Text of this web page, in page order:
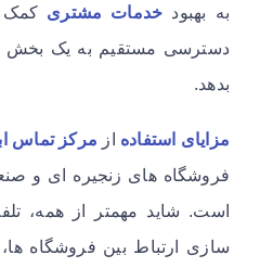
به بهبودخدمات مشتری کمک
دسترسی مستقیم به یک بخش
بدهد.
مزایای استفادهاز مرکز تماس
فروشگاه های زنجیره ای و
است. شاید مهمتر از همه،
سازی ارتباط بین فروشگاه ها،